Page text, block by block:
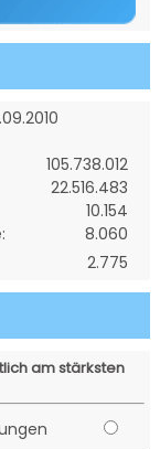
105.738.012
22.516.483
10.154
8.060
2.775
am stärksten